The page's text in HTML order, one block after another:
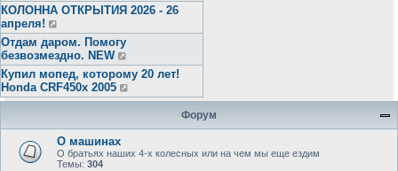
КОЛОННА ОТКРЫТИЯ 2026 - 26
апреля!
Отдам даром. Помогу
безвозмездно. NEW
Купил мопед, которому 20 лет!
Honda CRF450x 2005
Форум
О машинах
О братьях наших 4-х колесных или на чем мы еще ездим
Темы: 304